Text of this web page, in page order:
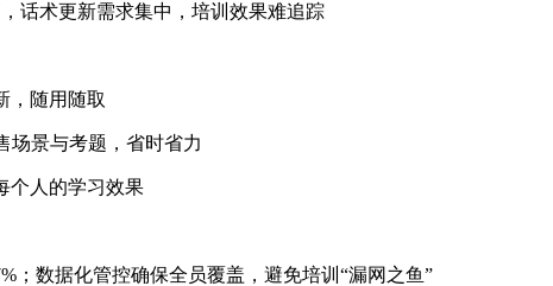
，话术更新需求集中，培训效果难追踪
，随用随取
与考题，省时省力
每个人的学习效果
数据化管控确保全员覆盖，避免培训“漏网之鱼”